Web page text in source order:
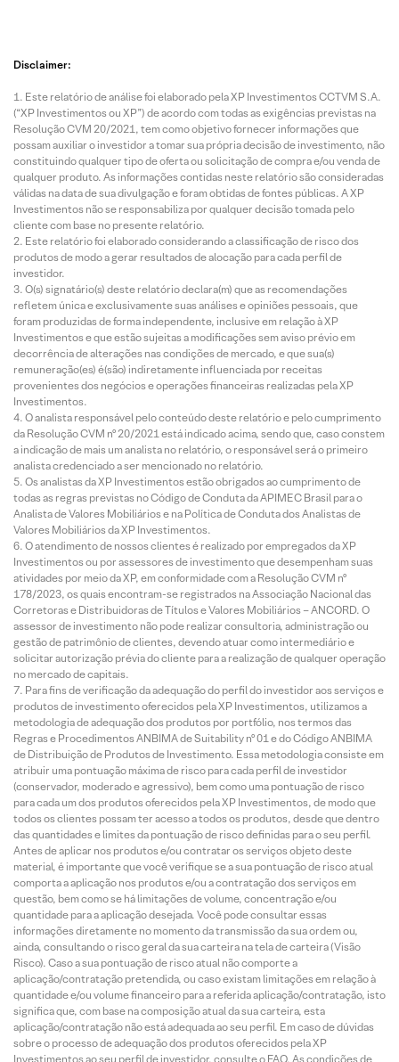
Disclaimer:
Este relatório de análise foi elaborado pela XP Investimentos CCTVM S.A.
(“XP Investimentos ou XP”) de acordo com todas as exigências previstas na
Resolução CVM 20/2021, tem como objetivo fornecer informações que
possam auxiliar o investidor a tomar sua própria decisão de investimento, não
constituindo qualquer tipo de oferta ou solicitação de compra e/ou venda de
qualquer produto. As informações contidas neste relatório são consideradas
válidas na data de sua divulgação e foram obtidas de fontes públicas. A XP
Investimentos não se responsabiliza por qualquer decisão tomada pelo
cliente com base no presente relatório.
Este relatório foi elaborado considerando a classificação de risco dos
produtos de modo a gerar resultados de alocação para cada perfil de
investidor.
O(s) signatário(s) deste relatório declara(m) que as recomendações
refletem única e exclusivamente suas análises e opiniões pessoais, que
foram produzidas de forma independente, inclusive em relação à XP
Investimentos e que estão sujeitas a modificações sem aviso prévio em
decorrência de alterações nas condições de mercado, e que sua(s)
remuneração(es) é(são) indiretamente influenciada por receitas
provenientes dos negócios e operações financeiras realizadas pela XP
Investimentos.
O analista responsável pelo conteúdo deste relatório e pelo cumprimento
da Resolução CVM nº 20/2021 está indicado acima, sendo que, caso constem
a indicação de mais um analista no relatório, o responsável será o primeiro
analista credenciado a ser mencionado no relatório.
Os analistas da XP Investimentos estão obrigados ao cumprimento de
todas as regras previstas no Código de Conduta da APIMEC Brasil para o
Analista de Valores Mobiliários e na Política de Conduta dos Analistas de
Valores Mobiliários da XP Investimentos.
O atendimento de nossos clientes é realizado por empregados da XP
Investimentos ou por assessores de investimento que desempenham suas
atividades por meio da XP, em conformidade com a Resolução CVM nº
178/2023, os quais encontram-se registrados na Associação Nacional das
Corretoras e Distribuidoras de Títulos e Valores Mobiliários – ANCORD. O
assessor de investimento não pode realizar consultoria, administração ou
gestão de patrimônio de clientes, devendo atuar como intermediário e
solicitar autorização prévia do cliente para a realização de qualquer operação
no mercado de capitais.
Para fins de verificação da adequação do perfil do investidor aos serviços e
produtos de investimento oferecidos pela XP Investimentos, utilizamos a
metodologia de adequação dos produtos por portfólio, nos termos das
Regras e Procedimentos ANBIMA de Suitability nº 01 e do Código ANBIMA
de Distribuição de Produtos de Investimento. Essa metodologia consiste em
atribuir uma pontuação máxima de risco para cada perfil de investidor
(conservador, moderado e agressivo), bem como uma pontuação de risco
para cada um dos produtos oferecidos pela XP Investimentos, de modo que
todos os clientes possam ter acesso a todos os produtos, desde que dentro
das quantidades e limites da pontuação de risco definidas para o seu perfil.
Antes de aplicar nos produtos e/ou contratar os serviços objeto deste
material, é importante que você verifique se a sua pontuação de risco atual
comporta a aplicação nos produtos e/ou a contratação dos serviços em
questão, bem como se há limitações de volume, concentração e/ou
quantidade para a aplicação desejada. Você pode consultar essas
informações diretamente no momento da transmissão da sua ordem ou,
ainda, consultando o risco geral da sua carteira na tela de carteira (Visão
Risco). Caso a sua pontuação de risco atual não comporte a
aplicação/contratação pretendida, ou caso existam limitações em relação à
quantidade e/ou volume financeiro para a referida aplicação/contratação, isto
significa que, com base na composição atual da sua carteira, esta
aplicação/contratação não está adequada ao seu perfil. Em caso de dúvidas
sobre o processo de adequação dos produtos oferecidos pela XP
Investimentos ao seu perfil de investidor, consulte o FAQ. As condições de